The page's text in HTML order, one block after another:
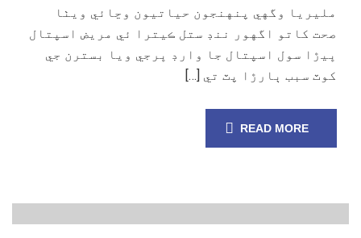
مليريا وگهي پنهنجون حياتيون وڃائي ويٺا
صحت کاتو اگهور ننڊ ستل ڪيترا ئي مريض اسپتال
ڀيڙا سول اسپتال جا وارڊ ڀرجي ويا بسترن جي
کوٽ سبب ٻارڙا پٽ تي […]
READ MORE
24